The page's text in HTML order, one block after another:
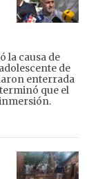
la causa de
de
enterrada
que el